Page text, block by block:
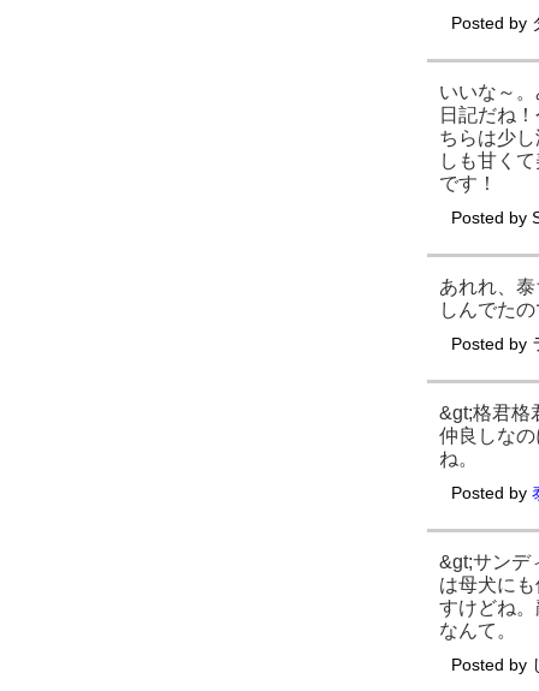
Posted by
いいな～
日記だね
ちらは少
しも甘く
です！
Posted by
あれれ、
しんでた
Posted by
&gt;格君格
仲良しな
ね。
Posted by
&gt;サンデ
は母犬に
すけどね
なんて。
Posted by